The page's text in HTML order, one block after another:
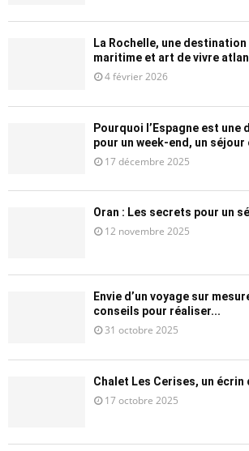
La Rochelle, une
maritime et art de vivre
4 février 2026
Pourquoi l’Espagne est
pour un week-end, un séjour
17 décembre 2025
Oran : Les secrets pour un
12 novembre 2025
Envie d’un voyage sur
conseils pour réaliser...
31 octobre 2025
Chalet Les Cerises, un écrin
17 octobre 2025